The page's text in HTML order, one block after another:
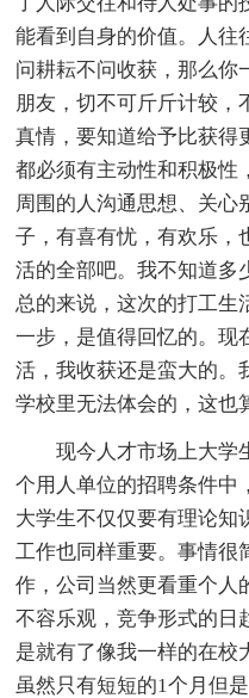
能看到自身的价值。人往
问耕耘不问收获，那么你
朋友，切不可斤斤计较，
真情，要知道给予比获得
都必须有主动性和积极性
周围的人沟通思想、关心
子，有喜有忧，有欢乐，
活的全部吧。我不知道多
总的来说，这次的打工生
一步，是值得回忆的。现
活，我收获还是蛮大的。
学校里无法体会的，这也
现今人才市场上大学
个用人单位的招聘条件中
大学生不仅仅要有理论知
工作也同样重要。事情很
作，公司当然更看重个人
不容乐观，竞争形式的日
是就有了像我一样的在校
虽然只有短短的1个月但